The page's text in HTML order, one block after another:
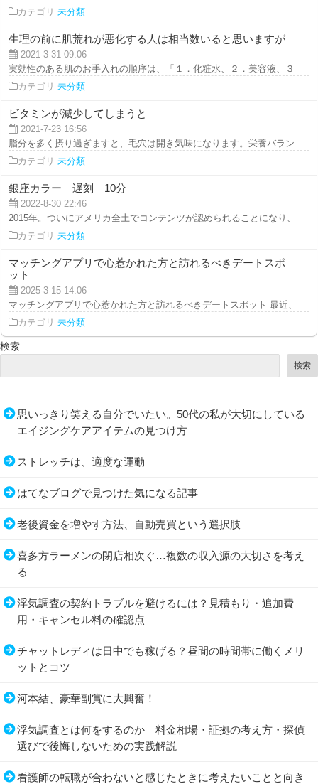
カテゴリ 未分類
生理の前に肌荒れが悪化する人は相当数いると思いますが
2021-3-31 09:06
実効性のある肌のお手入れの順序は、「１．化粧水、２．美容液、３．乳
カテゴリ 未分類
ビタミンが減少してしまうと
2021-7-23 16:56
脂分を多く摂り過ぎますと、毛穴は開き気味になります。栄養バランスに
カテゴリ 未分類
銀座カラー 遅刻 10分
2022-8-30 22:46
2015年。ついにアメリカ全土でコンテンツが認められることになり、祝福
カテゴリ 未分類
マッチングアプリで心惹かれた方と訪れるべきデートスポ
ット
2025-3-15 14:06
マッチングアプリで心惹かれた方と訪れるべきデートスポット 最近、マ
カテゴリ 未分類
検索
検索
思いっきり笑える自分でいたい。50代の私が大切にしている
エイジングケアアイテムの見つけ方
ストレッチは、適度な運動
はてなブログで見つけた気になる記事
老後資金を増やす方法、自動売買という選択肢
喜多方ラーメンの閉店相次ぐ…複数の収入源の大切さを考え
る
浮気調査の契約トラブルを避けるには？見積もり・追加費
用・キャンセル料の確認点
チャットレディは日中でも稼げる？昼間の時間帯に働くメリ
ットとコツ
河本結、豪華副賞に大興奮！
浮気調査とは何をするのか｜料金相場・証拠の考え方・探偵
選びで後悔しないための実践解説
看護師の転職が合わないと感じたときに考えたいことと向き